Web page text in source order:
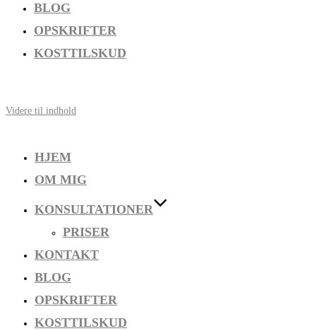
BLOG
OPSKRIFTER
KOSTTILSKUD
Videre til indhold
HJEM
OM MIG
KONSULTATIONER
PRISER
KONTAKT
BLOG
OPSKRIFTER
KOSTTILSKUD